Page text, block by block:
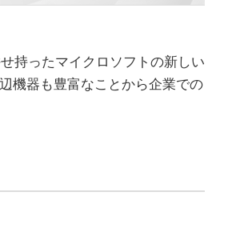
持ったマイクロソフトの新しい
機器も豊富なことから企業での